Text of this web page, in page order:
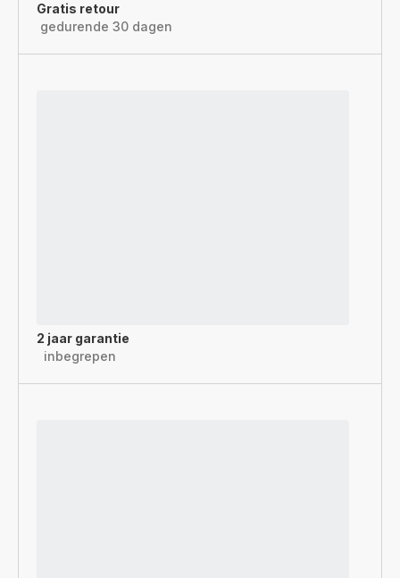
Gratis retour
gedurende 30 dagen
2 jaar garantie
inbegrepen